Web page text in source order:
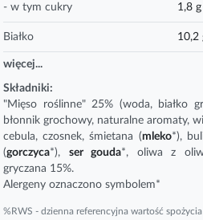
- w tym cukry 1,8 g
Białko 10,2
więcej...
Składniki:
"Mięso roślinne" 25% (woda, białko
błonnik grochowy, naturalne aromaty,
cebula, czosnek, śmietana (mleko*),
(gorczyca*), ser gouda*, oliwa z
gryczana 15%.
Alergeny oznaczono symbolem*
%RWS - dzienna referencyjna wartość spożycia